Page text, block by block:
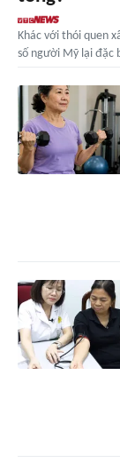
Khác với thói quen
số người Mỹ lại đặc